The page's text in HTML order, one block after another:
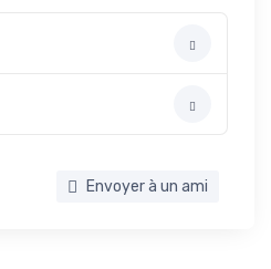
Envoyer à un ami